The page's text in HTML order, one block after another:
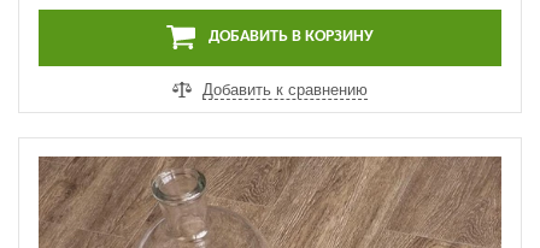
ДОБАВИТЬ В КОРЗИНУ
Добавить к сравнению